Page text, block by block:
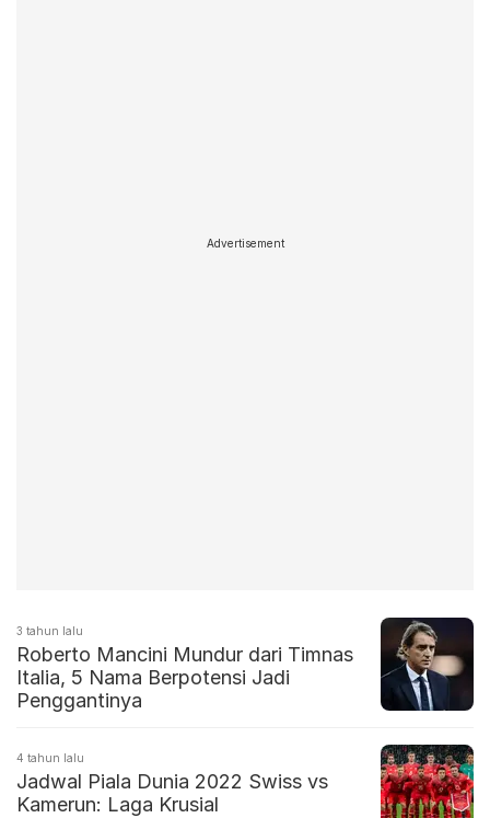
Advertisement
3 tahun lalu
Roberto Mancini Mundur dari Timnas
Italia, 5 Nama Berpotensi Jadi
Penggantinya
4 tahun lalu
Jadwal Piala Dunia 2022 Swiss vs
Kamerun: Laga Krusial